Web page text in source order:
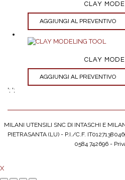
CLAY
AGGIUNGI AL PREVENTIVO
CLAY
AGGIUNGI AL PREVENTIVO
'; ';
MILANI UTENSILI SNC DI INTASCHI E
PIETRASANTA (LU) - P.I./C.F.
0584 742696 -
X